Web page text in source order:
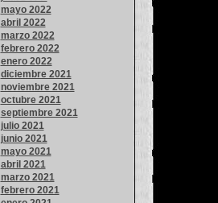
mayo 2022
abril 2022
marzo 2022
febrero 2022
enero 2022
diciembre 2021
noviembre 2021
octubre 2021
septiembre 2021
julio 2021
junio 2021
mayo 2021
abril 2021
marzo 2021
febrero 2021